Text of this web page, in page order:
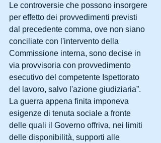
Le controversie che possono insorgere
per effetto dei provvedimenti previsti
dal precedente comma, ove non siano
conciliate con l'intervento della
Commissione interna, sono decise in
via provvisoria con provvedimento
esecutivo del competente Ispettorato
del lavoro, salvo l'azione giudiziaria”.
La guerra appena finita imponeva
esigenze di tenuta sociale a fronte
delle quali il Governo offriva, nei limiti
delle disponibilità, supporti alle